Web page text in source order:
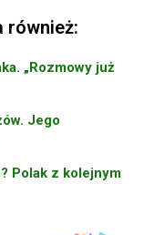
również:
„Rozmowy już
Jego
Polak z kolejnym